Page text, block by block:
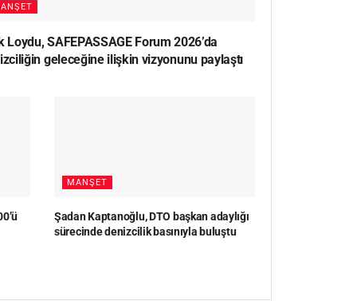
Loydu, SAFEPASSAGE Forum 2026’da
geleceğine ilişkin vizyonunu paylaştı
MANŞET
Şadan Kaptanoğlu, DTO başkan adaylığı
sürecinde denizcilik basınıyla buluştu